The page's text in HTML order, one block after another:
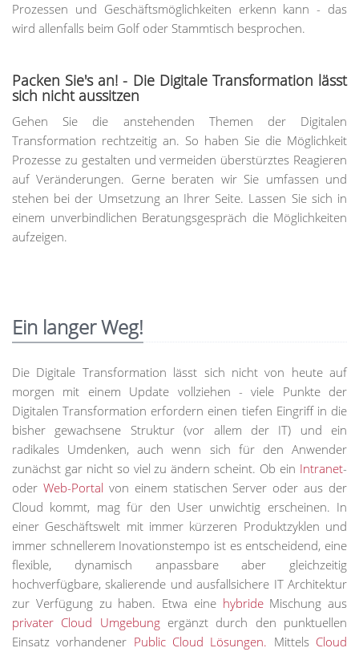
Prozessen und Geschäftsmöglichkeiten erkenn kann - das
wird allenfalls beim Golf oder Stammtisch besprochen.
Packen Sie's an! - Die Digitale Transformation lässt
sich nicht aussitzen
Gehen Sie die anstehenden Themen der Digitalen
Transformation rechtzeitig an. So haben Sie die Möglichkeit
Prozesse zu gestalten und vermeiden überstürztes Reagieren
auf Veränderungen. Gerne beraten wir Sie umfassen und
stehen bei der Umsetzung an Ihrer Seite. Lassen Sie sich in
einem unverbindlichen Beratungsgespräch die Möglichkeiten
aufzeigen.
Ein langer Weg!
Die Digitale Transformation lässt sich nicht von heute auf
morgen mit einem Update vollziehen - viele Punkte der
Digitalen Transformation erfordern einen tiefen Eingriff in die
bisher gewachsene Struktur (vor allem der IT) und ein
radikales Umdenken, auch wenn sich für den Anwender
zunächst gar nicht so viel zu ändern scheint. Ob ein Intranet-
oder Web-Portal von einem statischen Server oder aus der
Cloud kommt, mag für den User unwichtig erscheinen. In
einer Geschäftswelt mit immer kürzeren Produktzyklen und
immer schnellerem Inovationstempo ist es entscheidend, eine
flexible, dynamisch anpassbare aber gleichzeitig
hochverfügbare, skalierende und ausfallsichere IT Architektur
zur Verfügung zu haben. Etwa eine hybrideMischung aus
privater Cloud Umgebungergänzt durch den punktuellen
Einsatz vorhandener Public Cloud Lösungen. Mittels Cloud